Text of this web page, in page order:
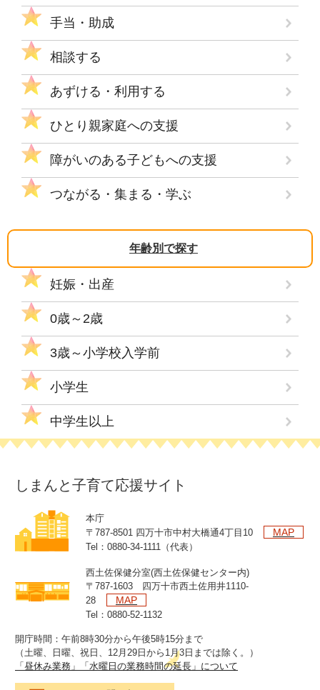
手当・助成
相談する
あずける・利用する
ひとり親家庭への支援
障がいのある子どもへの支援
つながる・集まる・学ぶ
年齢別で探す
妊娠・出産
0歳～2歳
3歳～小学校入学前
小学生
中学生以上
しまんと子育て応援サイト
本庁
〒787-8501 四万十市中村大橋通4丁目10
MAP
Tel：0880-34-1111（代表）
西土佐保健分室(西土佐保健センター内)
〒787-1603 四万十市西土佐用井1110-
28
MAP
Tel：0880-52-1132
開庁時間：午前8時30分から午後5時15分まで
（土曜、日曜、祝日、12月29日から1月3日までは除く。）
「昼休み業務」「水曜日の業務時間の延長」について